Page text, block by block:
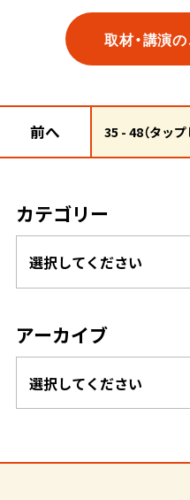
取材・講演
前へ 35 - 48（タッ
カテゴリー
アーカイブ